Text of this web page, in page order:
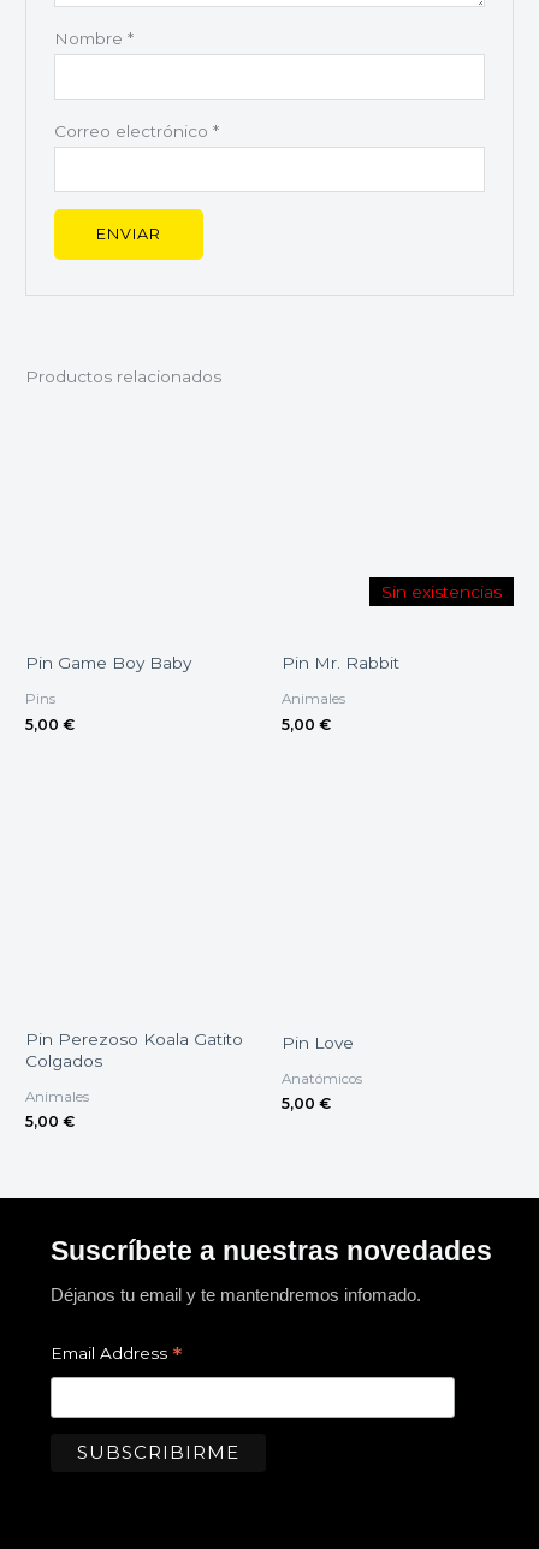
Nombre *
Correo electrónico *
Productos relacionados
Pin Game Boy Baby
Pins
5,00 €
Sin existencias
Pin Mr. Rabbit
Animales
5,00 €
Pin Perezoso Koala Gatito
Colgados
Animales
5,00 €
Pin Love
Anatómicos
5,00 €
Suscríbete a nuestras novedades
Déjanos tu email y te mantendremos infomado.
Email Address *